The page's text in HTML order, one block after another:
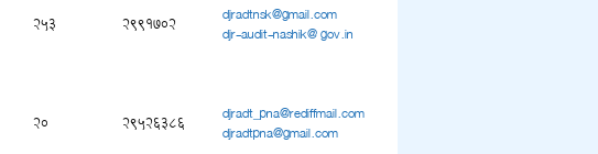
253 2991702 djradtnsk@gmail.com
djr-audit-nashik@ gov.in
20 29526386 djradt_pna@rediffmail.com
djradtpna@gmail.com